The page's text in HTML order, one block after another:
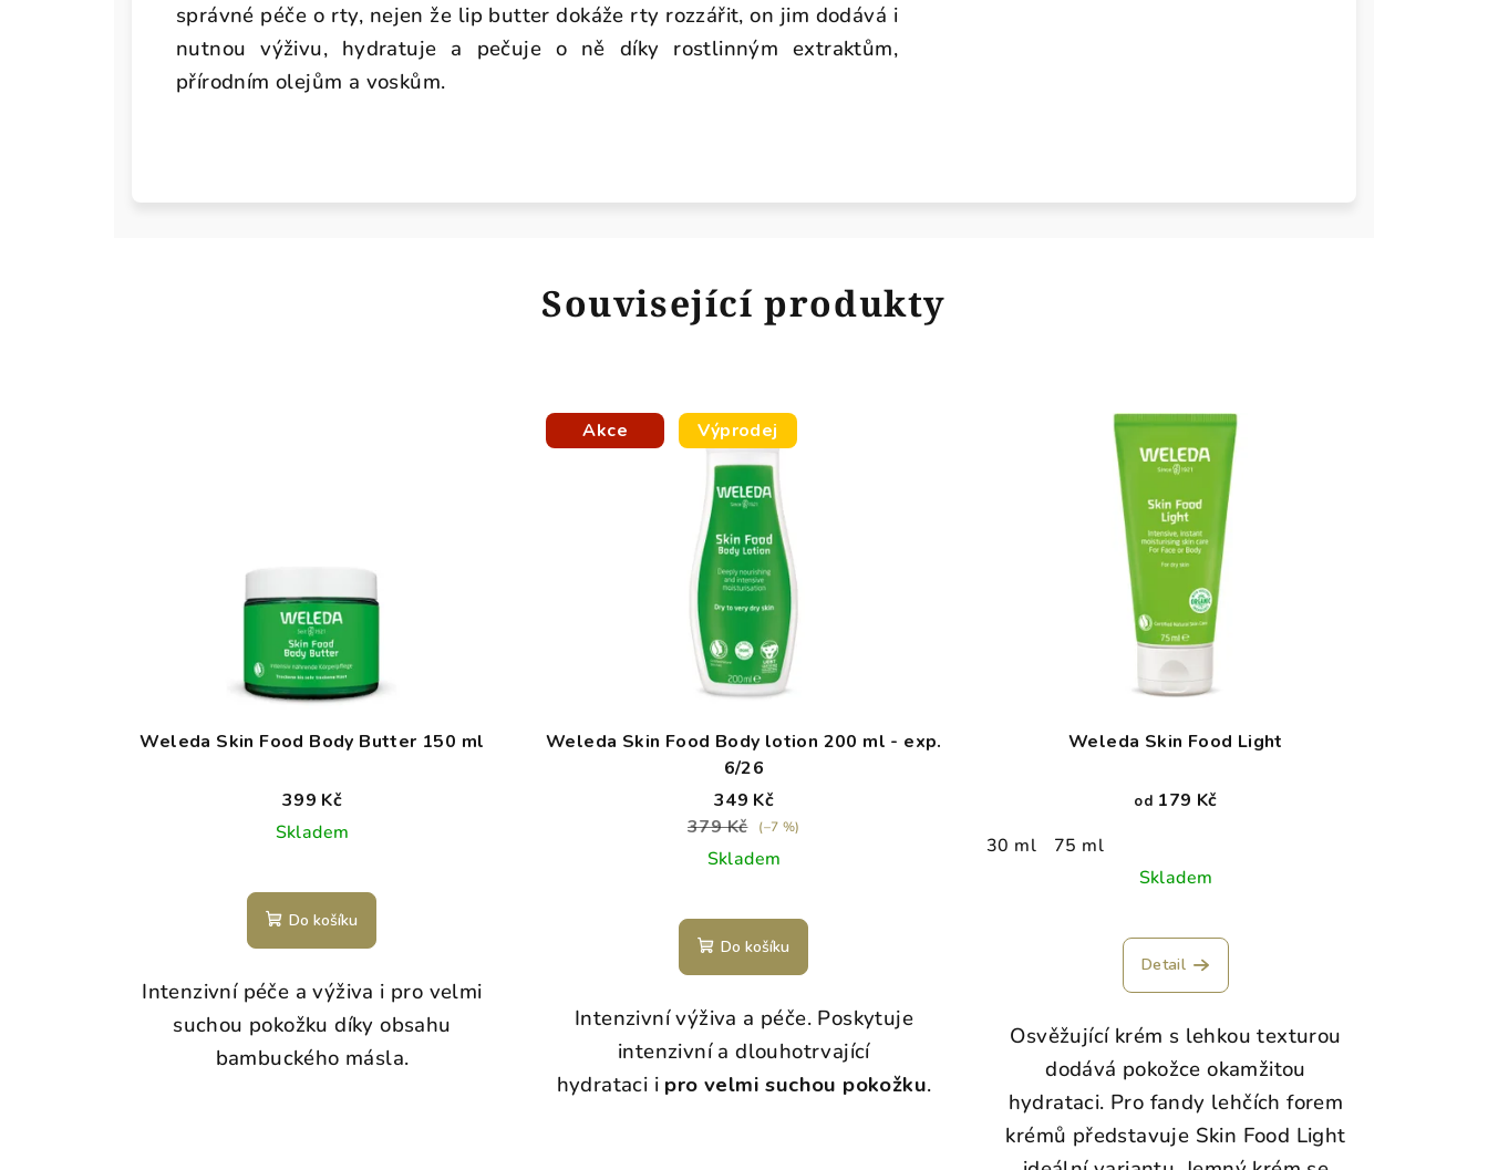
správné péče o rty, nejen že lip butter dokáže rty rozzářit, on jim dodává i
nutnou výživu, hydratuje a pečuje o ně díky rostlinným extraktům,
přírodním olejům a voskům.
Související produkty
Weleda Skin Food Body Butter 150 ml
399 Kč
Skladem
Do košíku
Intenzivní péče a výživa i pro velmi
suchou pokožku díky obsahu
bambuckého másla.
Akce Výprodej
Weleda Skin Food Body lotion 200 ml - exp.
6/26
349 Kč
379 Kč
(–7 %)
Skladem
Do košíku
Intenzivní výživa a péče. Poskytuje
intenzivní a dlouhotrvající
hydrataci i pro velmi suchou pokožku.
Weleda Skin Food Light
od179 Kč
30 ml
75 ml
Skladem
Detail
Osvěžující krém s lehkou texturou
dodává pokožce okamžitou
hydrataci. Pro fandy lehčích forem
krémů představuje Skin Food Light